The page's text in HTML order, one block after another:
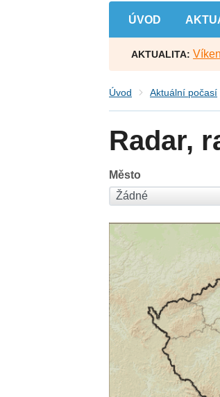
ÚVOD
AKTUALITA:
Úvod Aktuální počasí
Radar,
Město